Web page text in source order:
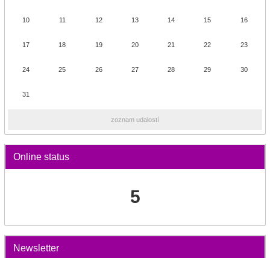
10 11 12 13 14 15 16
17 18 19 20 21 22 23
24 25 26 27 28 29 30
31
zoznam udalostí
Online status
5
Newsletter